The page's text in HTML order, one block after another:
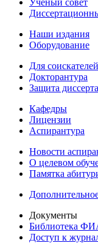
Ученый совет
Наши издания
Оборудование
Для соискателей
Докторантура
Защита
Кафедры
Лицензии
Аспирантура
Новости
О целевом
Памятка
Документы
Библиотека
Доступ к